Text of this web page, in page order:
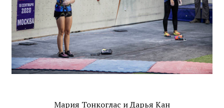
Мария Тонкоглас и Дарья Кан